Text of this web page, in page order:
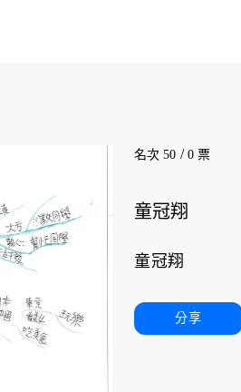
名次 50 / 0 票
童冠翔
童冠翔
分享